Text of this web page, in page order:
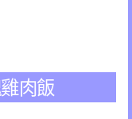
肉飯